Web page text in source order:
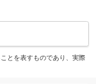
とを表すものであり、実際